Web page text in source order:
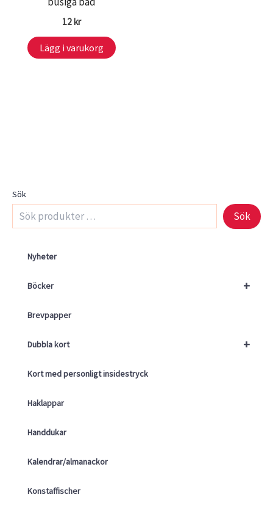
Sök
Sök
Nyheter
+
Böcker
Brevpapper
+
Dubbla kort
Kort med personligt insidestryck
Haklappar
Handdukar
Kalendrar/almanackor
Konstaffischer
12kr
Lägg i varukorg